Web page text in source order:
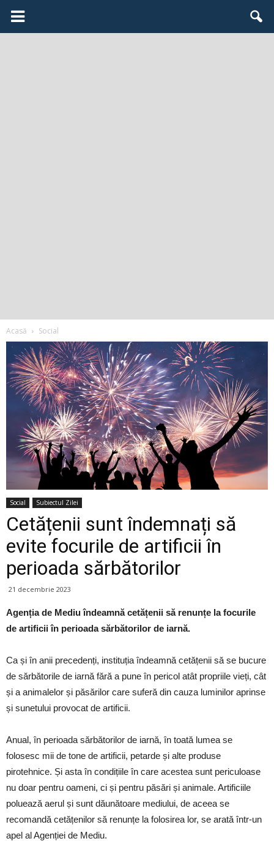
Acasă Social
Social Subiectul Zilei
Cetățenii sunt îndemnați să
evite focurile de artificii în
perioada sărbătorilor
21 decembrie 2023
Agenția de Mediu îndeamnă cetățenii să renunțe la focurile
de artificii în perioada sărbătorilor de iarnă.
Ca și în anii precedenți, instituția îndeamnă cetățenii să se bucure
de sărbătorile de iarnă fără a pune în pericol atât propriile vieți, cât
și a animalelor și păsărilor care suferă din cauza luminilor aprinse
și sunetului provocat de artificii.
Anual, în perioada sărbătorilor de iarnă, în toată lumea se
folosesc mii de tone de artificii, petarde și alte produse
pirotehnice. Și asta în condițiile în care acestea sunt periculoase
nu doar pentru oameni, ci și pentru păsări și animale. Artificiile
poluează aerul și sunt dăunătoare mediului, de aceea se
recomandă cetățenilor să renunțe la folosirea lor, se arată într-un
apel al Agenției de Mediu.